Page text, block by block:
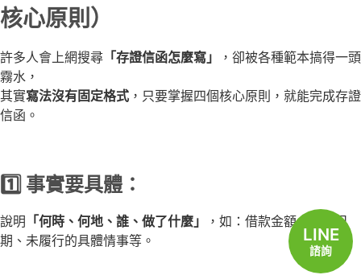
LINE
諮詢
核心原則）
許多人會上網搜尋 「存證信函怎麼寫」
，卻被各種範本搞得一頭
霧水，
其實寫法沒有固定格式 ，只要掌握四個核心原則，就能完成存證
信函。
1️⃣ 事實要具體：
說明 「何時、何地、誰、做了什麼」
，如：借款金額、簽約日
期、未履行的具體情事等。